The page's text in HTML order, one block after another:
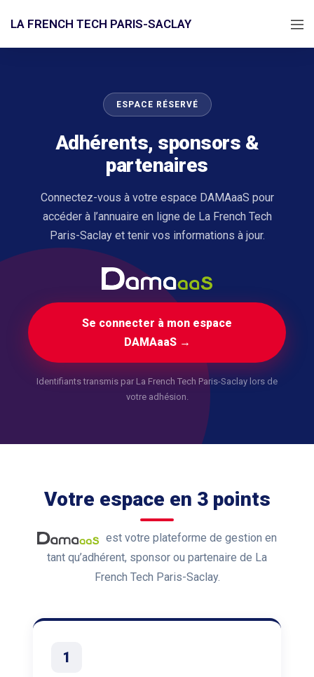
LA FRENCH TECH PARIS-SACLAY
ESPACE RÉSERVÉ
Adhérents, sponsors &
partenaires
Connectez-vous à votre espace DAMAaaS pour
accéder à l’annuaire en ligne de La French Tech
Paris-Saclay et tenir vos informations à jour.
Se connecter à mon espace
DAMAaaS →
Identifiants transmis par La French Tech Paris-Saclay lors de
votre adhésion.
Votre espace en 3 points
est votre plateforme de gestion en
tant qu’adhérent, sponsor ou partenaire de La
French Tech Paris-Saclay.
1